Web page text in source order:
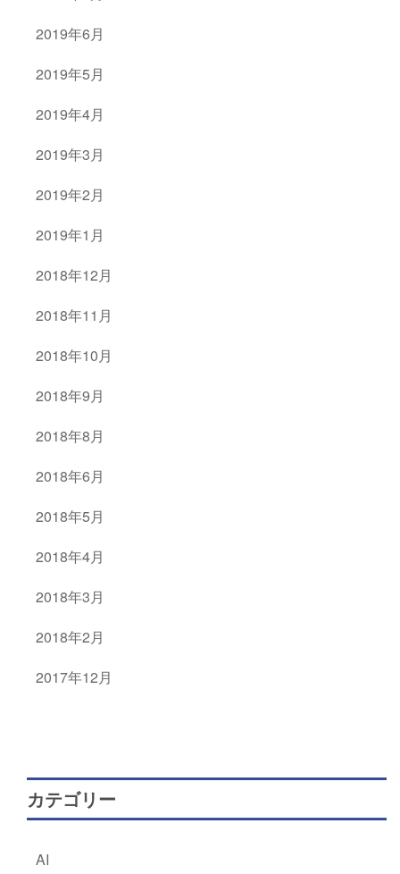
2019年6月
2019年5月
2019年4月
2019年3月
2019年2月
2019年1月
2018年12月
2018年11月
2018年10月
2018年9月
2018年8月
2018年6月
2018年5月
2018年4月
2018年3月
2018年2月
2017年12月
カテゴリー
AI